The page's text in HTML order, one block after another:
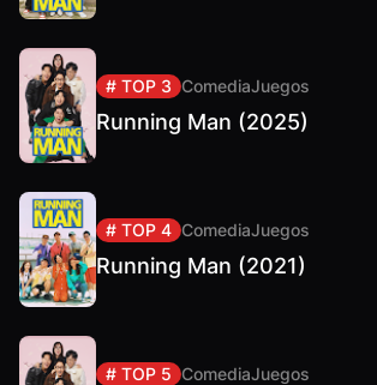
# TOP 3 ComediaJuegos
Running Man (2025)
# TOP 4 ComediaJuegos
Running Man (2021)
# TOP 5 ComediaJuegos